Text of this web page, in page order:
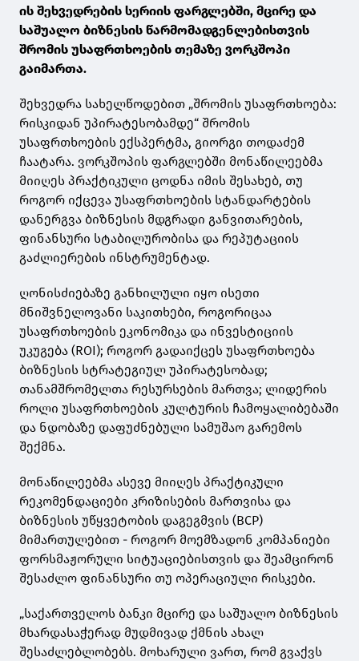
ის შეხვედრების სერიის ფარგლებში, მცირე და
საშუალო ბიზნესის წარმომადგენლებისთვის
შრომის უსაფრთხოების თემაზე ვორკშოპი
გაიმართა.
შეხვედრა სახელწოდებით „შრომის უსაფრთხოება:
რისკიდან უპირატესობამდე“ შრომის
უსაფრთხოების ექსპერტმა, გიორგი თოდაძემ
ჩაატარა. ვორკშოპის ფარგლებში მონაწილეებმა
მიიღეს პრაქტიკული ცოდნა იმის შესახებ, თუ
როგორ იქცევა უსაფრთხოების სტანდარტების
დანერგვა ბიზნესის მდგრადი განვითარების,
ფინანსური სტაბილურობისა და რეპუტაციის
გაძლიერების ინსტრუმენტად.
ღონისძიებაზე განხილული იყო ისეთი
მნიშვნელოვანი საკითხები, როგორიცაა
უსაფრთხოების ეკონომიკა და ინვესტიციის
უკუგება (ROI); როგორ გადაიქცეს უსაფრთხოება
ბიზნესის სტრატეგიულ უპირატესობად;
თანამშრომელთა რესურსების მართვა; ლიდერის
როლი უსაფრთხოების კულტურის ჩამოყალიბებაში
და ნდობაზე დაფუძნებული სამუშაო გარემოს
შექმნა.
მონაწილეებმა ასევე მიიღეს პრაქტიკული
რეკომენდაციები კრიზისების მართვისა და
ბიზნესის უწყვეტობის დაგეგმვის (BCP)
მიმართულებით - როგორ მოემზადონ კომპანიები
ფორსმაჟორული სიტუაციებისთვის და შეამცირონ
შესაძლო ფინანსური თუ ოპერაციული რისკები.
„საქართველოს ბანკი მცირე და საშუალო ბიზნესის
მხარდასაჭერად მუდმივად ქმნის ახალ
შესაძლებლობებს. მოხარული ვართ, რომ გვაქვს